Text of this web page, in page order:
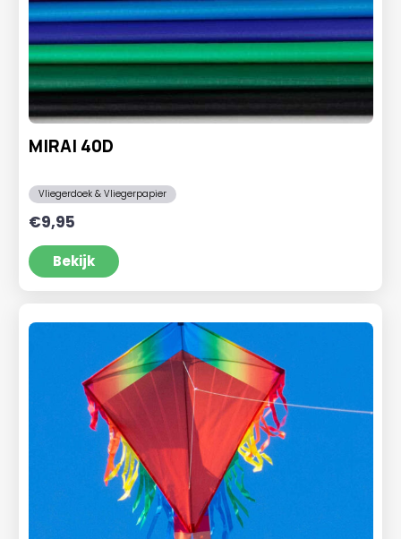
MIRAI 40D
Vliegerdoek & Vliegerpapier
€9,95
Bekijk